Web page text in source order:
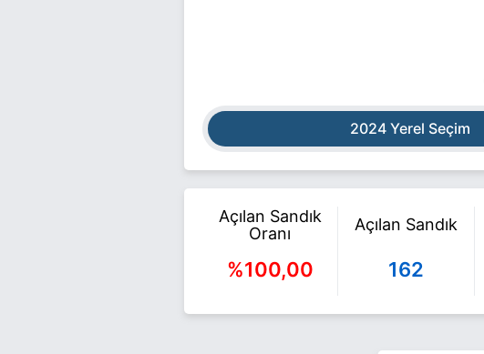
2024 Yerel Seçim
Açılan Sandık
Oranı
%100,00
Açılan Sandık
162